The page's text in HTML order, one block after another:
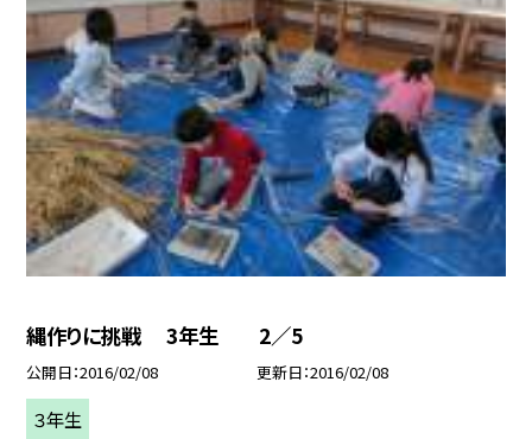
縄作りに挑戦 3年生 2／5
公開日 2016/02/08 更新日 2016/02/08
３年生